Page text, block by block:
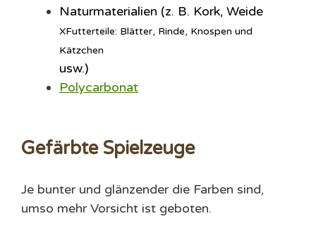
Naturmaterialien (z. B. Kork, Weide
XFutterteile: Blätter, Rinde, Knospen und
Kätzchen
usw.)
Polycarbonat
Gefärbte Spielzeuge
Je bunter und glänzender die Farben sind,
umso mehr Vorsicht ist geboten.